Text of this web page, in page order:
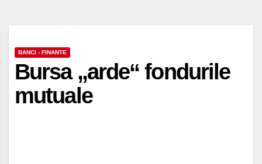
BANCI - FINANTE
Bursa „arde“ fondurile
mutuale